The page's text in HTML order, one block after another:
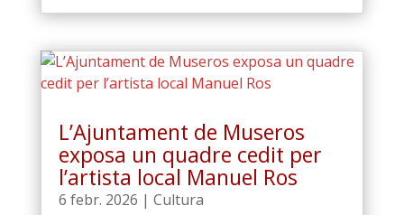
L’Ajuntament de Museros
exposa un quadre cedit per
l’artista local Manuel Ros
6 febr. 2026 | Cultura